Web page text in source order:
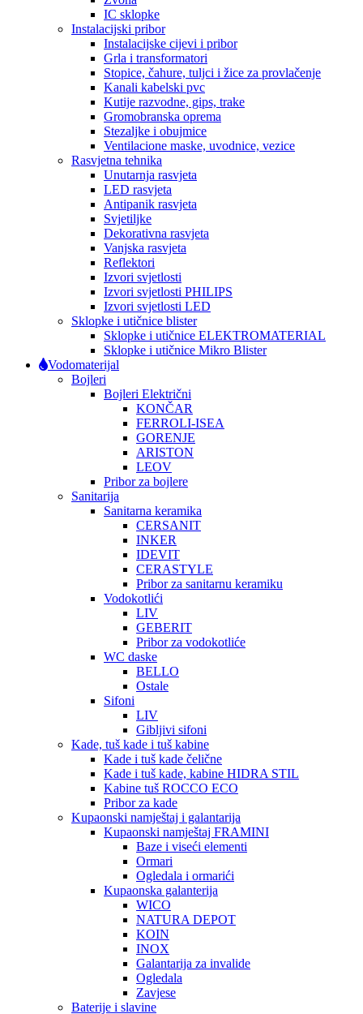
IC sklopke
Instalacijski pribor
Instalacijske cijevi i pribor
Grla i transformatori
Stopice, čahure, tuljci i žice za provlačenje
Kanali kabelski pvc
Kutije razvodne, gips, trake
Gromobranska oprema
Stezaljke i obujmice
Ventilacione maske, uvodnice, vezice
Rasvjetna tehnika
Unutarnja rasvjeta
LED rasvjeta
Antipanik rasvjeta
Svjetiljke
Dekorativna rasvjeta
Vanjska rasvjeta
Reflektori
Izvori svjetlosti
Izvori svjetlosti PHILIPS
Izvori svjetlosti LED
Sklopke i utičnice blister
Sklopke i utičnice ELEKTROMATERIAL
Sklopke i utičnice Mikro Blister
Vodomaterijal
Bojleri
Bojleri Električni
KONČAR
FERROLI-ISEA
GORENJE
ARISTON
LEOV
Pribor za bojlere
Sanitarija
Sanitarna keramika
CERSANIT
INKER
IDEVIT
CERASTYLE
Pribor za sanitarnu keramiku
Vodokotlići
LIV
GEBERIT
Pribor za vodokotliće
WC daske
BELLO
Ostale
Sifoni
LIV
Gibljivi sifoni
Kade, tuš kade i tuš kabine
Kade i tuš kade čelične
Kade i tuš kade, kabine HIDRA STIL
Kabine tuš ROCCO ECO
Pribor za kade
Kupaonski namještaj i galantarija
Kupaonski namještaj FRAMINI
Baze i viseći elementi
Ormari
Ogledala i ormarići
Kupaonska galanterija
WICO
NATURA DEPOT
KOIN
INOX
Galantarija za invalide
Ogledala
Zavjese
Baterije i slavine